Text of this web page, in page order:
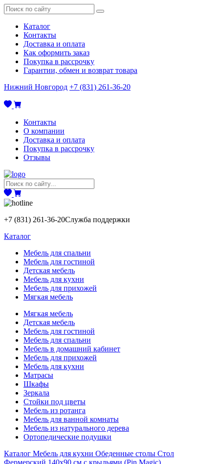
Каталог
Контакты
Доставка и оплата
Как оформить заказ
Покупка в рассрочку
Гарантии, обмен и возврат товара
Нижний Новгород +7 (831) 261-36-20
Контакты
О компании
Доставка и оплата
Покупка в рассрочку
Отзывы
+7 (831) 261-36-20Служба поддержки
Каталог
Мебель для спальни
Мебель для гостиной
Детская мебель
Мебель для кухни
Мебель для прихожей
Мягкая мебель
Мягкая мебель
Детская мебель
Мебель для гостиной
Мебель для спальни
Мебель в домашний кабинет
Мебель для прихожей
Мебель для кухни
Матрасы
Шкафы
Зеркала
Стойки под цветы
Мебель из ротанга
Мебель для ванной комнаты
Мебель из натурального дерева
Ортопедические подушки
Каталог Мебель для кухни Обеденные столы Стол
Фермерский 140х90 см с крыльями (Pin Magic)